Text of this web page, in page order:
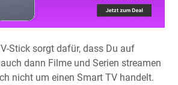
Stick sorgt dafür, dass Du auf
dann Filme und Serien streamen
nicht um einen Smart TV handelt.